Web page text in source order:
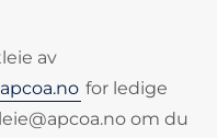
av
for ledige
om du